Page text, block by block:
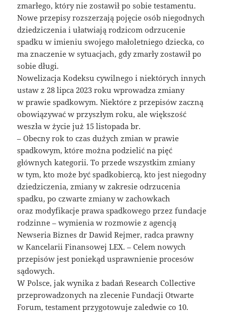
zmarłego, który nie zostawił po sobie testamentu.
Nowe przepisy rozszerzają pojęcie osób niegodnych
dziedziczenia i ułatwiają rodzicom odrzucenie
spadku w imieniu swojego małoletniego dziecka, co
ma znaczenie w sytuacjach, gdy zmarły zostawił po
sobie długi.
Nowelizacja Kodeksu cywilnego i niektórych innych
ustaw z 28 lipca 2023 roku wprowadza zmiany
w prawie spadkowym. Niektóre z przepisów zaczną
obowiązywać w przyszłym roku, ale większość
weszła w życie już 15 listopada br.
– Obecny rok to czas dużych zmian w prawie
spadkowym, które można podzielić na pięć
głównych kategorii. To przede wszystkim zmiany
w tym, kto może być spadkobiercą, kto jest niegodny
dziedziczenia, zmiany w zakresie odrzucenia
spadku, po czwarte zmiany w zachowkach
oraz modyfikacje prawa spadkowego przez fundacje
rodzinne – wymienia w rozmowie z agencją
Newseria Biznes dr Dawid Rejmer, radca prawny
w Kancelarii Finansowej LEX. – Celem nowych
przepisów jest poniekąd usprawnienie procesów
sądowych.
W Polsce, jak wynika z badań Research Collective
przeprowadzonych na zlecenie Fundacji Otwarte
Forum, testament przygotowuje zaledwie co 10.